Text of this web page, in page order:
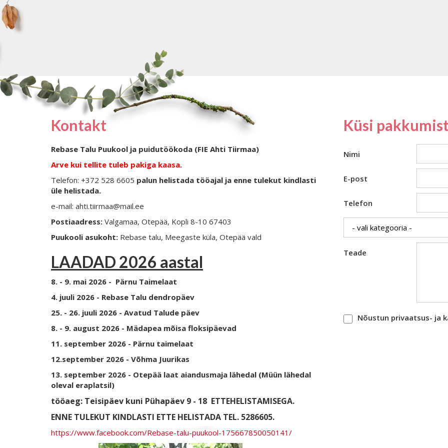
Kontakt
Rebase Talu Puukool ja puidutöökoda (FIE Ahti Tiirmaa)
Arve kui tellite tuleb pakiga kaasa.
Telefon: +372 528 6605 palun helistada tööajal ja enne tulekut kindlasti
üle helistada.
e-mail: ahti.tiirmaa@mail.ee
Postiaadress: Valgamaa, Otepää, Kopli 8-10 67403
Puukooli asukoht: Rebase talu, Meegaste küla, Otepää vald
LAADAD 2026 aastal
8. - 9. mai 2026 - Pärnu Taimelaat
4. juuli 2026 - Rebase Talu dendropäev
25. - 26. juuli 2026 - Avatud Talude päev
8. - 9. august 2026 - Mädapea mõisa floksipäevad
11. september 2026 - Pärnu taimelaat
12.september 2026 - Võhma Juurikas
13. september 2026 - Otepää laat aiandusmaja lähedal (Müün lähedal
oleval eraplatsil)
tööaeg: Teisipäev kuni Pühapäev 9 - 18 ETTEHELISTAMISEGA.
ENNE TULEKUT KINDLASTI ETTE HELISTADA TEL. 5286605.
https://www.facebook.com/Rebase-talu-puukool-175667850050141/
Küsi
Nimi
E-post
Telefon
Teade
Nõustun privaatsus- ja